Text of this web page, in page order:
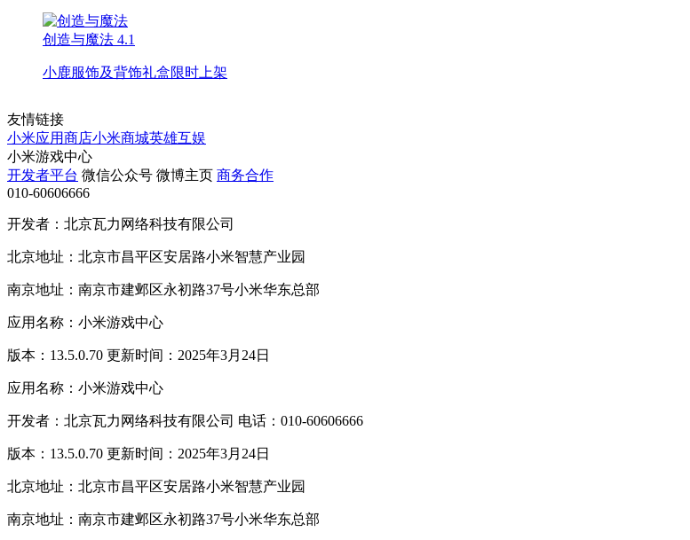
创造与魔法 4.1
小鹿服饰及背饰礼盒限时上架
友情链接
小米应用商店小米商城英雄互娱
小米游戏中心
开发者平台 微信公众号 微博主页 商务合作
010-60606666
开发者：北京瓦力网络科技有限公司
北京地址：北京市昌平区安居路小米智慧产业园
南京地址：南京市建邺区永初路37号小米华东总部
应用名称：小米游戏中心
版本：13.5.0.70 更新时间：2025年3月24日
应用名称：小米游戏中心
开发者：北京瓦力网络科技有限公司 电话：010-60606666
版本：13.5.0.70 更新时间：2025年3月24日
北京地址：北京市昌平区安居路小米智慧产业园
南京地址：南京市建邺区永初路37号小米华东总部